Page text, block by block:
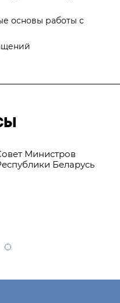
основы работы с
Министров
Беларусь